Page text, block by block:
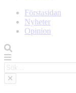
Förstasidan
Nyheter
Opinion
Sök